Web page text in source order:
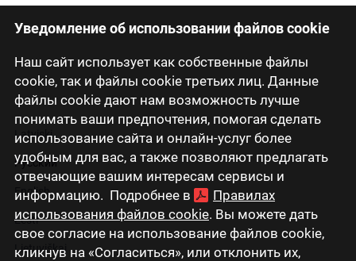
Уведомление об использовании файлов cookie
Наш сайт использует как собственные файлы
cookie, так и файлы cookie третьих лиц. Данные
файлы cookie дают нам возможность лучше
понимать ваши предпочтения, помогая сделать
использование сайта и онлайн-услуг более
удобным для вас, а также позволяют предлагать
отвечающие вашим интересам сервисы и
информацию. Подробнее в
Правилах
использования файлов cookie. Вы можете дать
свое согласие на использование файлов cookie,
кликнув на «Согласиться», или отклонить их,
Latviski
Русский
English
Eesti
Lietuviškai